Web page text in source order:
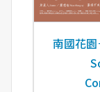
南國花